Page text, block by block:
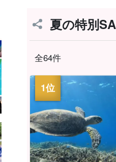
夏の特別
全64件